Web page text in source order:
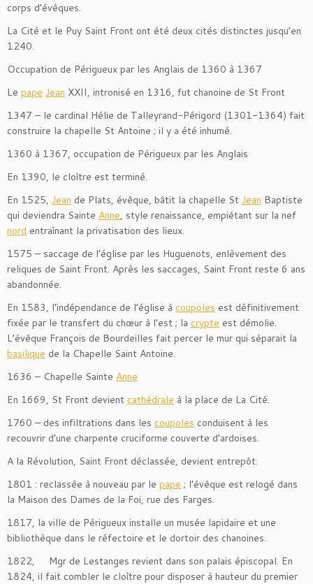
corps d’évêques.
La Cité et le Puy Saint Front ont été deux cités distinctes jusqu’en
1240.
Occupation de Périgueux par les Anglais de 1360 à 1367
Le pape Jean XXII, intronisé en 1316, fut chanoine de St Front
1347 – le cardinal Hélie de Talleyrand-Périgord (1301-1364) fait
construire la chapelle St Antoine ; il y a été inhumé.
1360 à 1367, occupation de Périgueux par les Anglais
En 1390, le cloître est terminé.
En 1525, Jean de Plats, évêque, bâtit la chapelle St Jean Baptiste
qui deviendra Sainte Anne, style renaissance, empiétant sur la nef
nord entraînant la privatisation des lieux.
1575 – saccage de l’église par les Huguenots, enlèvement des
reliques de Saint Front. Après les saccages, Saint Front reste 6 ans
abandonnée.
En 1583, l’indépendance de l’église à coupoles est définitivement
fixée par le transfert du chœur à l’est ; la crypte est démolie.
L’évêque François de Bourdeilles fait percer le mur qui séparait la
basilique de la Chapelle Saint Antoine.
1636 – Chapelle Sainte Anne
En 1669, St Front devient cathédrale à la place de La Cité.
1760 – des infiltrations dans les coupoles conduisent à les
recouvrir d’une charpente cruciforme couverte d’ardoises.
A la Révolution, Saint Front déclassée, devient entrepôt.
1801 : reclassée à nouveau par le pape ; l’évêque est relogé dans
la Maison des Dames de la Foi, rue des Farges.
1817, la ville de Périgueux installe un musée lapidaire et une
bibliothèque dans le réfectoire et le dortoir des chanoines.
1822, Mgr de Lestanges revient dans son palais épiscopal. En
1824, il fait combler le cloître pour disposer à hauteur du premier